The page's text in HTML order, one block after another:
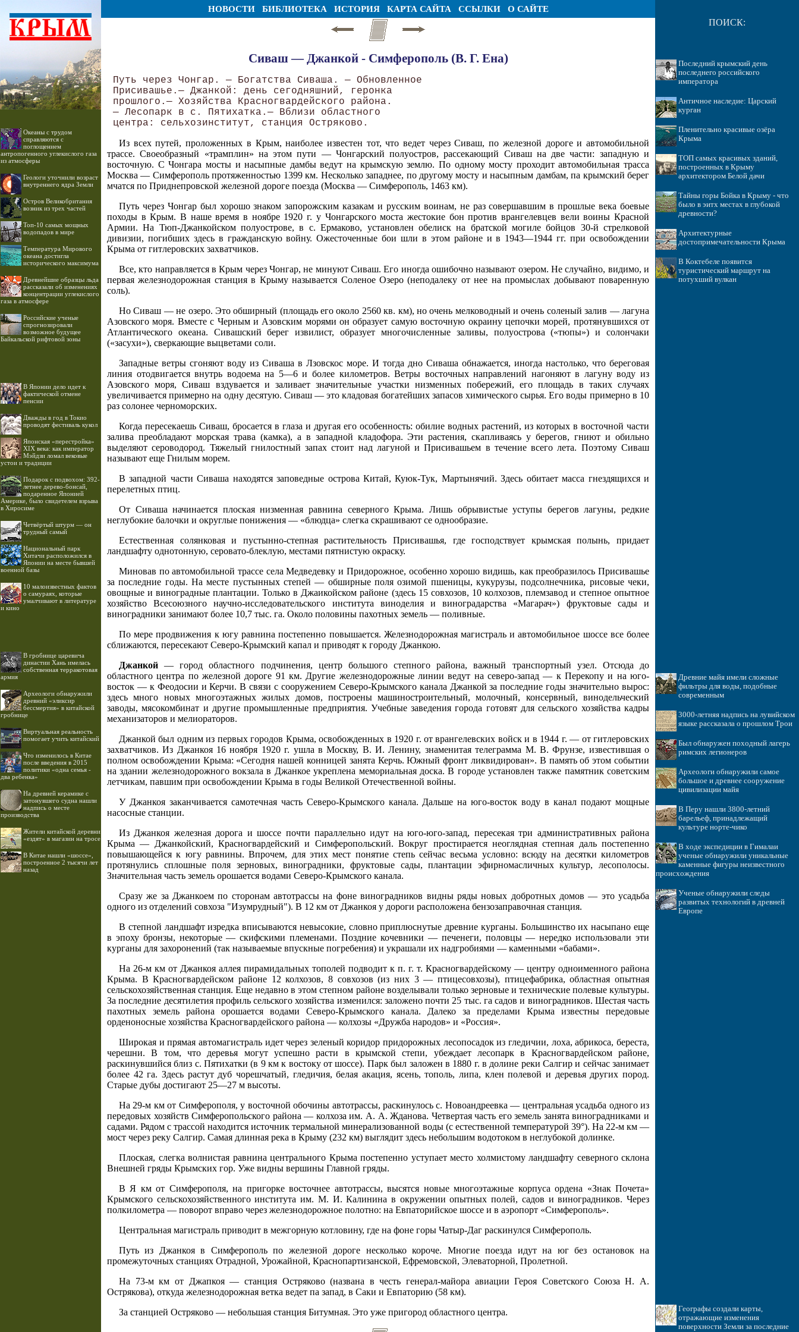
НОВОСТИ БИБЛИОТЕКА ИСТОРИЯ КАРТА САЙТА ССЫЛКИ О САЙТЕ
Океаны с трудом
справляются с
поглощением
антропогенного углекислого газа
из атмосферы
Геологи уточнили возраст
внутреннего ядра Земли
Остров Великобритания
возник из трех частей
Топ-10 самых мощных
водопадов в мире
Температура Мирового
океана достигла
исторического максимума
Древнейшие образцы льда
рассказали об изменениях
концентрации углекислого
газа в атмосфере
Российские ученые
спрогнозировали
возможное будущее
Байкальской рифтовой зоны
В Японии дело идет к
фактической отмене
пенсии
Дважды в год в Токио
проводят фестиваль кукол
Японская «перестройка»
XIX века: как император
Мэйдзи ломал вековые
устои и традиции
Подарок с подвохом: 392-
летнее дерево-бонсай,
подаренное Японией
Америке, было свидетелем взрыва
в Хиросиме
Четвёртый штурм — он
трудный самый
Национальный парк
Хитачи расположился в
Японии на месте бывшей
военной базы
10 малоизвестных фактов
о самураях, которые
умалчивают в литературе
и кино
В гробнице царевича
династии Хань имелась
собственная терракотовая
армия
Археологи обнаружили
древний «эликсир
бессмертия» в китайской
гробнице
Виртуальная реальность
помогает учить китайский
Что изменилось в Китае
после введения в 2015
политики «одна семья -
два ребенка»
На древней керамике с
затонувшего судна нашли
надпись о месте
производства
Жители китайской деревни
«ездят» в магазин на тросе
В Китае нашли «шоссе»,
построенное 2 тысячи лет
назад
Сиваш — Джанкой - Симферополь (В. Г. Ена)
Путь через Чонгар. — Богатства Сиваша. — Обновленное
Присивашье.— Джанкой: день сегодняшний, геронка
прошлого.— Хозяйства Красногвардейского района.
— Лесопарк в с. Пятихатка.— Вблизи областного
Из всех путей, проложенных в Крым, наиболее известен тот, что ведет через Сиваш, по железной дороге и автомобильной
трассе. Своеобразный «трамплин» на этом пути — Чонгарский полуостров, рассекающий Сиваш на две части: западную и
восточную. С Чонгара мосты и насыпные дамбы ведут на крымскую землю. По одному мосту проходит автомобильная трасса
Москва — Симферополь протяженностью 1399 км. Несколько западнее, по другому мосту и насыпным дамбам, па крымский берег
мчатся по Приднепровской железной дороге поезда (Москва — Симферополь, 1463 км).
Путь через Чонгар был хорошо знаком запорожским казакам и русским воинам, не раз совершавшим в прошлые века боевые
походы в Крым. В наше время в ноябре 1920 г. у Чонгарского моста жестокие бон против врангелевцев вели воины Красной
Армии. На Тюп-Джанкойском полуострове, в с. Ермаково, установлен обелиск на братской могиле бойцов 30-й стрелковой
дивизии, погибших здесь в гражданскую войну. Ожесточенные бои шли в этом районе и в 1943—1944 гг. при освобождении
Крыма от гитлеровских захватчиков.
Все, кто направляется в Крым через Чонгар, не минуют Сиваш. Его иногда ошибочно называют озером. Не случайно, видимо, и
первая железнодорожная станция в Крыму называется Соленое Озеро (неподалеку от нее на промыслах добывают поваренную
соль).
Но Сиваш — не озеро. Это обширный (площадь его около 2560 кв. км), но очень мелководный и очень соленый залив — лагуна
Азовского моря. Вместе с Черным и Азовским морями он образует самую восточную окраину цепочки морей, протянувшихся от
Атлантического океана. Сивашский берег извилист, образует многочисленные заливы, полуострова («тюпы») и солончаки
(«засухи»), сверкающие выцветами соли.
Западные ветры сгоняют воду из Сиваша в Лзовскос море. И тогда дно Сиваша обнажается, иногда настолько, что береговая
линия отодвигается внутрь водоема на 5—6 и более километров. Ветры восточных направлений нагоняют в лагуну воду из
Азовского моря, Сиваш вздувается и заливает значительные участки низменных побережий, его площадь в таких случаях
увеличивается примерно на одну десятую. Сиваш — это кладовая богатейших запасов химического сырья. Его воды примерно в 10
раз солонее черноморских.
Когда пересекаешь Сиваш, бросается в глаза и другая его особенность: обилие водных растений, из которых в восточной части
залива преобладают морская трава (камка), а в западной кладофора. Эти растения, скапливаясь у берегов, гниют и обильно
выделяют сероводород. Тяжелый гнилостный запах стоит над лагуной и Присивашьем в течение всего лета. Поэтому Сиваш
называют еще Гнилым морем.
В западной части Сиваша находятся заповедные острова Китай, Куюк-Тук, Мартынячий. Здесь обитает масса гнездящихся и
перелетных птиц.
От Сиваша начинается плоская низменная равнина северного Крыма. Лишь обрывистые уступы берегов лагуны, редкие
неглубокие балочки и округлые понижения — «блюдца» слегка скрашивают се однообразие.
Естественная солянковая и пустынно-степная растительность Присивашья, где господствует крымская полынь, придает
ландшафту однотонную, серовато-блеклую, местами пятнистую окраску.
Миновав по автомобильной трассе села Медведевку и Придорожное, особенно хорошо видишь, как преобразилось Присивашье
за последние годы. На месте пустынных степей — обширные поля озимой пшеницы, кукурузы, подсолнечника, рисовые чеки,
овощные и виноградные плантации. Только в Джаикойском районе (здесь 15 совхозов, 10 колхозов, племзавод и степное опытное
хозяйство Всесоюзного научно-исследовательского института виноделия и виноградарства «Магарач») фруктовые сады и
виноградники занимают более 10,7 тыс. га. Около половины пахотных земель — поливные.
По мере продвижения к югу равнина постепенно повышается. Железнодорожная магистраль и автомобильное шоссе все более
сближаются, пересекают Северо-Крымский капал и приводят к городу Джанкою.
Джанкой — город областного подчинения, центр большого степного района, важный транспортный узел. Отсюда до
областного центра по железной дороге 91 км. Другие железнодорожные линии ведут на северо-запад — к Перекопу и на юго-
восток — к Феодосии и Керчи. В связи с сооружением Северо-Крымского канала Джанкой за последние годы значительно вырос:
здесь много новых многоэтажных жилых домов, построены машиностроительный, молочный, консервный, винодельческий
заводы, мясокомбинат и другие промышленные предприятия. Учебные заведения города готовят для сельского хозяйства кадры
механизаторов и мелиораторов.
Джанкой был одним из первых городов Крыма, освобожденных в 1920 г. от врангелевских войск и в 1944 г. — от гитлеровских
захватчиков. Из Джанкоя 16 ноября 1920 г. ушла в Москву, В. И. Ленину, знаменитая телеграмма М. В. Фрунзе, известившая о
полном освобождении Крыма: «Сегодня нашей конницей занята Керчь. Южный фронт ликвидирован». В память об этом событии
на здании железнодорожного вокзала в Джанкое укреплена мемориальная доска. В городе установлен также памятник советским
летчикам, павшим при освобождении Крыма в годы Великой Отечественной войны.
У Джанкоя заканчивается самотечная часть Северо-Крымского канала. Дальше на юго-восток воду в канал подают мощные
насосные станции.
Из Джанкоя железная дорога и шоссе почти параллельно идут на юго-юго-запад, пересекая три административных района
Крыма — Джанкойский, Красногвардейский и Симферопольский. Вокруг простирается неоглядная степная даль постепенно
повышающейся к югу равнины. Впрочем, для этих мест понятие степь сейчас весьма условно: всюду на десятки километров
протянулись сплошные поля зерновых, виноградники, фруктовые сады, плантации эфирномасличных культур, лесополосы.
Значительная часть земель орошается водами Северо-Крымского канала.
Сразу же за Джанкоем по сторонам автотрассы на фоне виноградников видны ряды новых добротных домов — это усадьба
одного из отделений совхоза "Изумрудный"). В 12 км от Джанкоя у дороги расположена бензозаправочная станция.
В степной ландшафт изредка вписываются невысокие, словно приплюснутые древние курганы. Большинство их насыпано еще
в эпоху бронзы, некоторые — скифскими племенами. Поздние кочевники — печенеги, половцы — нередко использовали эти
курганы для захоронений (так называемые впускные погребения) и украшали их надгробиями — каменными «бабами».
На 26-м км от Джанкоя аллея пирамидальных тополей подводит к п. г. т. Красногвардейскому — центру одноименного района
Крыма. В Красногвардейском районе 12 колхозов, 8 совхозов (из них 3 — птицесовхозы), птицефабрика, областная опытная
сельскохозяйственная станция. Еще недавно в этом степном районе возделывали только зерновые и технические полевые культуры.
За последние десятилетия профиль сельского хозяйства изменился: заложено почти 25 тыс. га садов и виноградников. Шестая часть
пахотных земель района орошается водами Северо-Крымского канала. Далеко за пределами Крыма известны передовые
орденоносные хозяйства Красногвардейского района — колхозы «Дружба народов» и «Россия».
Широкая и прямая автомагистраль идет через зеленый коридор придорожных лесопосадок из гледичии, лоха, абрикоса, береста,
черешни. В том, что деревья могут успешно расти в крымской степи, убеждает лесопарк в Красногвардейском районе,
раскинувшийся близ с. Пятихатки (в 9 км к востоку от шоссе). Парк был заложен в 1880 г. в долине реки Салгир и сейчас занимает
более 42 га. Здесь растут дуб чорешчатый, гледичия, белая акация, ясень, тополь, липа, клен полевой и деревья других пород.
Старые дубы достигают 25—27 м высоты.
На 29-м км от Симферополя, у восточной обочины автотрассы, раскинулось с. Новоандреевка — центральная усадьба одного из
передовых хозяйств Симферопольского района — колхоза им. А. А. Жданова. Четвертая часть его земель занята виноградниками и
садами. Рядом с трассой находится источник термальной минерализованной воды (с естественной температурой 39°). На 22-м км —
мост через реку Салгир. Самая длинная река в Крыму (232 км) выглядит здесь небольшим водотоком в неглубокой долинке.
Плоская, слегка волнистая равнина центрального Крыма постепенно уступает место холмистому ландшафту северного склона
Внешней гряды Крымских гор. Уже видны вершины Главной гряды.
В Я км от Симферополя, на пригорке восточнее автотрассы, высятся новые многоэтажные корпуса ордена «Знак Почета»
Крымского сельскохозяйственного института им. М. И. Калинина в окружении опытных полей, садов и виноградников. Через
полкилометра — поворот вправо через железнодорожное полотно: на Евпаторийское шоссе и в аэропорт «Симферополь».
Центральная магистраль приводит в межгорную котловину, где на фоне горы Чатыр-Даг раскинулся Симферополь.
Путь из Джанкоя в Симферополь по железной дороге несколько короче. Многие поезда идут на юг без остановок на
промежуточных станциях Отрадной, Урожайной, Краснопартизанской, Ефремовской, Элеваторной, Пролетной.
На 73-м км от Джапкоя — станция Остряково (названа в честь генерал-майора авиации Героя Советского Союза Н. А.
Острякова), откуда железнодорожная ветка ведет па запад, в Саки и Евпаторию (58 км).
За станцией Остряково — небольшая станция Битумная. Это уже пригород областного центра.
ПОИСК:
Последний крымский день
последнего российского
императора
Античное наследие: Царский
курган
Пленительно красивые озёра
Крыма
ТОП самых красивых зданий,
построенных в Крыму
архитектором Белой дачи
Тайны горы Бойка в Крыму - что
было в эитх местах в глубокой
древности?
Архитектурные
достопримечательности Крыма
В Коктебеле появится
туристический маршрут на
потухший вулкан
Древние майя имели сложные
фильтры для воды, подобные
современным
3000-летняя надпись на лувийском
языке рассказала о прошлом Трои
Был обнаружен походный лагерь
римских легионеров
Археологи обнаружили самое
большое и древнее сооружение
цивилизации майя
В Перу нашли 3800-летний
барельеф, принадлежащий
культуре норте-чико
В ходе экспедиции в Гималаи
ученые обнаружили уникальные
каменные фигуры неизвестного
происхождения
Ученые обнаружили следы
развитых технологий в древней
Европе
Географы создали карты,
отражающие изменения
поверхности Земли за последние